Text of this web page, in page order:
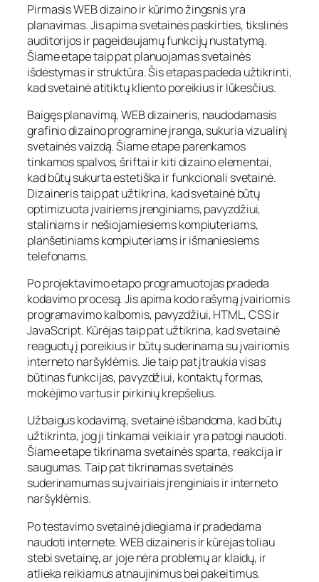
Pirmasis WEB dizaino ir kūrimo žingsnis yra
planavimas. Jis apima svetainės paskirties, tikslinės
auditorijos ir pageidaujamų funkcijų nustatymą.
Šiame etape taip pat planuojamas svetainės
išdėstymas ir struktūra. Šis etapas padeda užtikrinti,
kad svetainė atitiktų kliento poreikius ir lūkesčius.
Baigęs planavimą, WEB dizaineris, naudodamasis
grafinio dizaino programine įranga, sukuria vizualinį
svetainės vaizdą. Šiame etape parenkamos
tinkamos spalvos, šriftai ir kiti dizaino elementai,
kad būtų sukurta estetiška ir funkcionali svetainė.
Dizaineris taip pat užtikrina, kad svetainė būtų
optimizuota įvairiems įrenginiams, pavyzdžiui,
staliniams ir nešiojamiesiems kompiuteriams,
planšetiniams kompiuteriams ir išmaniesiems
telefonams.
Po projektavimo etapo programuotojas pradeda
kodavimo procesą. Jis apima kodo rašymą įvairiomis
programavimo kalbomis, pavyzdžiui, HTML, CSS ir
JavaScript. Kūrėjas taip pat užtikrina, kad svetainė
reaguotų į poreikius ir būtų suderinama su įvairiomis
interneto naršyklėmis. Jie taip pat įtraukia visas
būtinas funkcijas, pavyzdžiui, kontaktų formas,
mokėjimo vartus ir pirkinių krepšelius.
Užbaigus kodavimą, svetainė išbandoma, kad būtų
užtikrinta, jog ji tinkamai veikia ir yra patogi naudoti.
Šiame etape tikrinama svetainės sparta, reakcija ir
saugumas. Taip pat tikrinamas svetainės
suderinamumas su įvairiais įrenginiais ir interneto
naršyklėmis.
Po testavimo svetainė įdiegiama ir pradedama
naudoti internete. WEB dizaineris ir kūrėjas toliau
stebi svetainę, ar joje nėra problemų ar klaidų, ir
atlieka reikiamus atnaujinimus bei pakeitimus.